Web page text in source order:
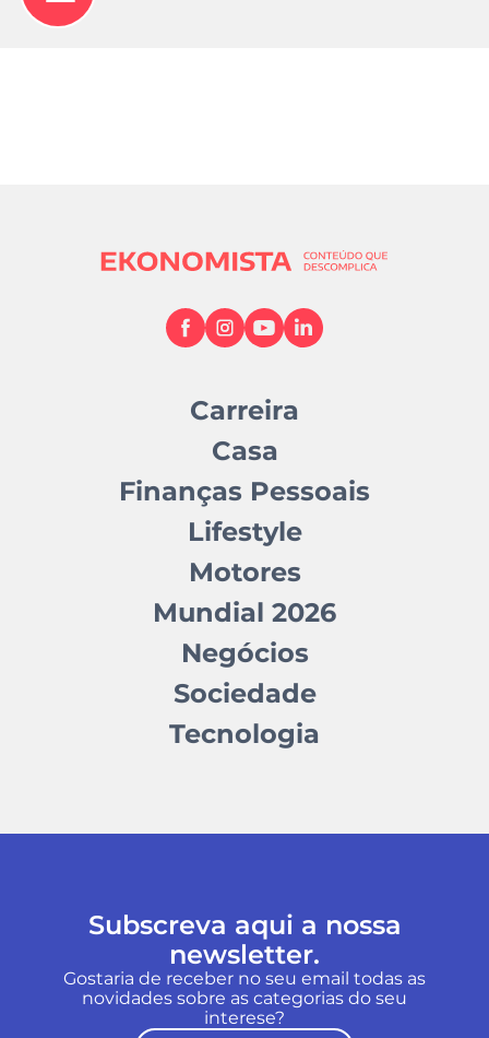
Carreira
Casa
Finanças Pessoais
Lifestyle
Motores
Mundial 2026
Negócios
Sociedade
Tecnologia
Subscreva aqui a nossa
newsletter.
Gostaria de receber no seu email todas as
novidades sobre as categorias do seu
interese?